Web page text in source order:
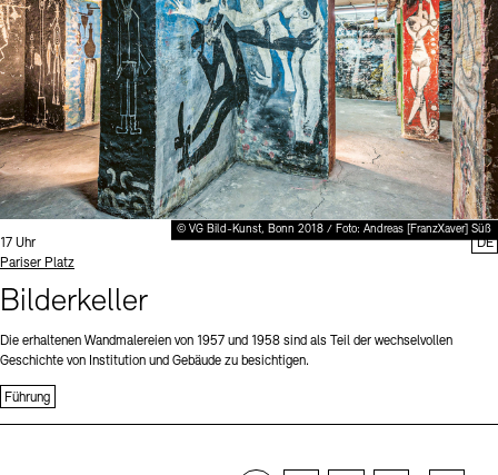
© VG Bild-Kunst, Bonn 2018 / Foto: Andreas [FranzXaver] Süß
Uhrzeit:
17 Uhr
Standort
Pariser Platz
Bilderkeller
Die erhaltenen Wandmalereien von 1957 und 1958 sind als Teil der wechselvollen
Geschichte von Institution und Gebäude zu besichtigen.
Führung
DE